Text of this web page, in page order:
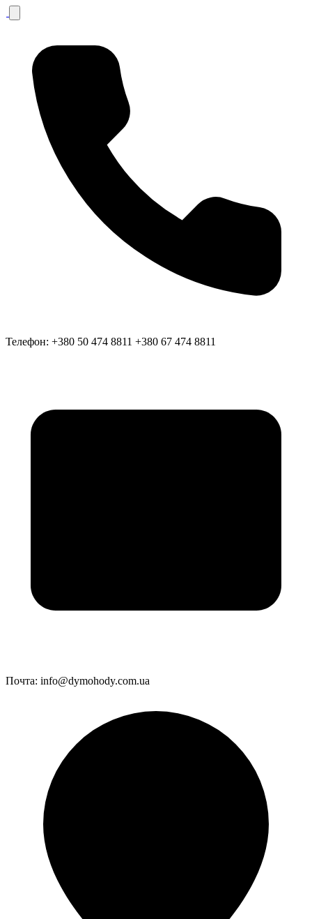
Телефон: +380 50 474 8811 +380 67 474 8811
Почта: info@dymohody.com.ua